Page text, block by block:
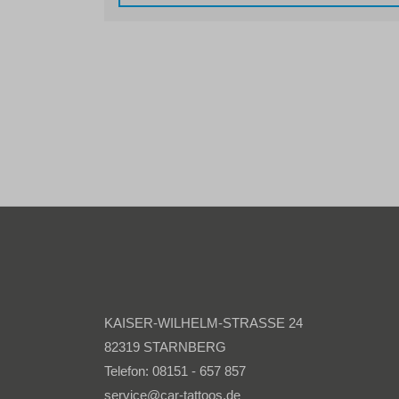
KAISER-WILHELM-STRASSE 24
82319 STARNBERG
Telefon: 08151 - 657 857
service@car-tattoos.de